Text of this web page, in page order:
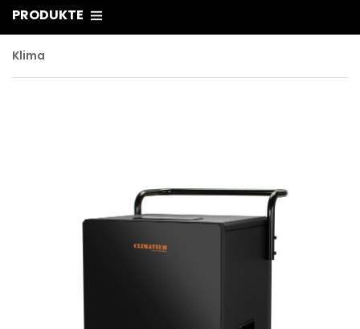
PRODUKTE
Klima